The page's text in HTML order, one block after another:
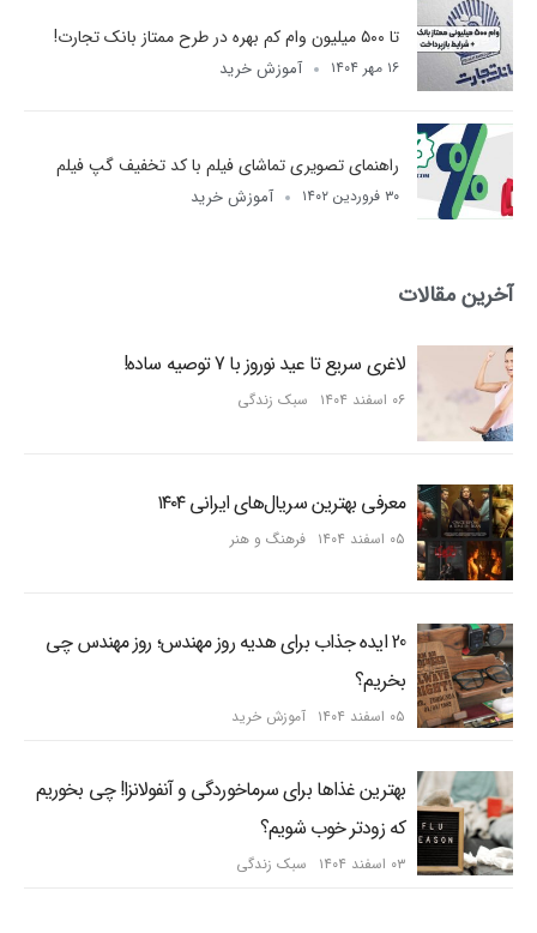
تا ۵۰۰ میلیون وام کم بهره در طرح ممتاز بانک تجارت!
۱۶ مهر ۱۴۰۴ آموزش خرید
راهنمای تصویری تماشای فیلم با کد تخفیف گپ فیلم
۳۰ فروردین ۱۴۰۲ آموزش خرید
آخرین مقالات
لاغری سریع تا عید نوروز با 7 توصیه ساده!
۰۶ اسفند ۱۴۰۴ سبک زندگی
معرفی بهترین سریال‌های ایرانی ۱۴۰۴
۰۵ اسفند ۱۴۰۴ فرهنگ و هنر
20 ایده جذاب برای هدیه روز مهندس؛ روز مهندس چی
بخریم؟
۰۵ اسفند ۱۴۰۴ آموزش خرید
بهترین غذاها برای سرماخوردگی و آنفولانزا! چی بخوریم
که زودتر خوب شویم؟
۰۳ اسفند ۱۴۰۴ سبک زندگی